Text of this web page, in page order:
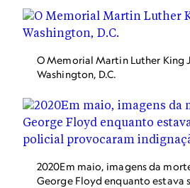
O Memorial Martin Luther King
Washington, D.C.
2020Em maio, imagens da
George Floyd enquanto estava